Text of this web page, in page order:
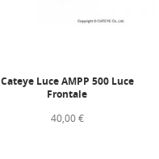
Cateye Luce AMPP 500 Luce
Frontale
40,00 €